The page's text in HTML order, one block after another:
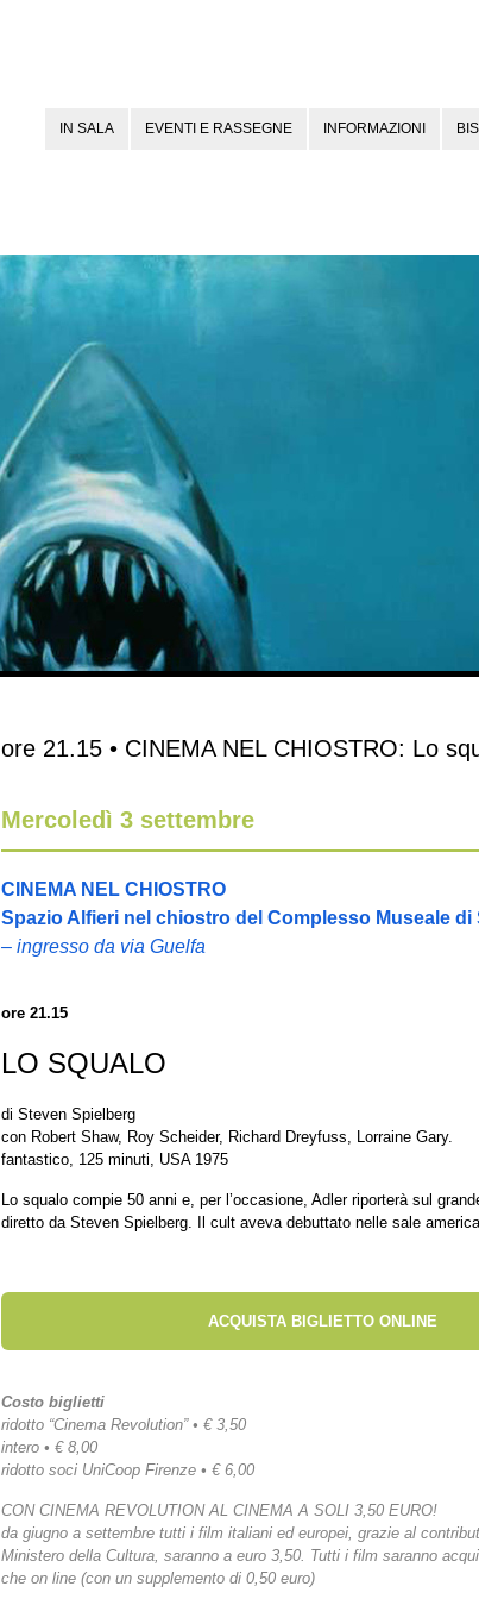
IN SALA EVENTI E RASSEGNE INFORMAZIONI
ore 21.15 • CINEMA NEL CHIOSTRO: Lo
Mercoledì 3 settembre
CINEMA NEL CHIOSTRO
Spazio Alfieri nel chiostro del Complesso Museale di
– ingresso da via Guelfa
ore 21.15
LO SQUALO
di Steven Spielberg
con Robert Shaw, Roy Scheider, Richard Dreyfuss, Lorraine Gary.
fantastico, 125 minuti, USA 1975
Lo squalo compie 50 anni e, per l’occasione, Adler riporterà sul
diretto da Steven Spielberg. Il cult aveva debuttato nelle sale
ACQUISTA BIGLIETTO ONLINE
Costo biglietti
ridotto “Cinema Revolution” • € 3,50
intero • € 8,00
ridotto soci UniCoop Firenze • € 6,00
CON CINEMA REVOLUTION AL CINEMA A SOLI 3,50 EURO!
da giugno a settembre tutti i film italiani ed europei, grazie al
Ministero della Cultura, saranno a euro 3,50. Tutti i film saranno
che on line (con un supplemento di 0,50 euro)